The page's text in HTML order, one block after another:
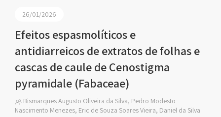
26/01/2026
Efeitos espasmolíticos e
antidiarreicos de extratos de folhas e
cascas de caule de Cenostigma
pyramidale (Fabaceae)
Bismarques Augusto Oliveira da Silva, Pedro Modesto
Nascimento Menezes, Eric de Souza Soares Vieira, Daniel da Silva